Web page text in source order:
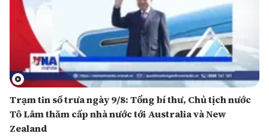
Trạm tin số trưa ngày 9/8: Tổng bí thư, Chủ tịch nước
Tô Lâm thăm cấp nhà nước tới Australia và New
Zealand